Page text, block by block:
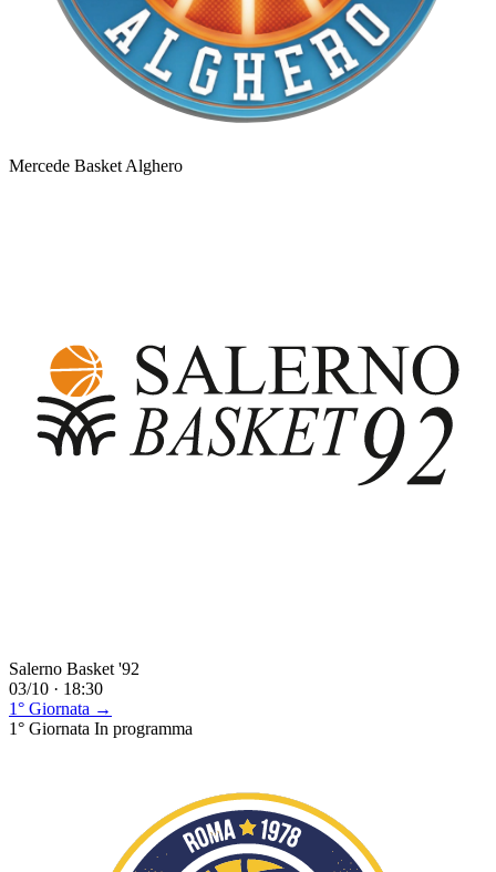
Mercede Basket Alghero
Salerno Basket '92
03/10 · 18:30
1° Giornata →
1° Giornata In programma